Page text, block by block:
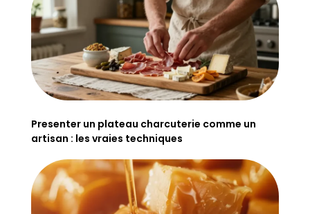
Presenter un plateau charcuterie comme un
artisan : les vraies techniques